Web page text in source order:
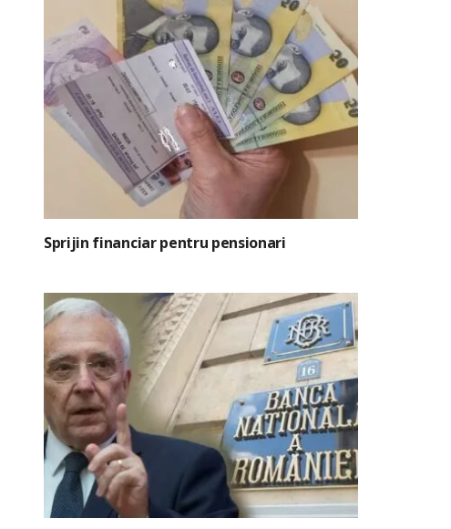
Sprijin financiar pentru pensionari